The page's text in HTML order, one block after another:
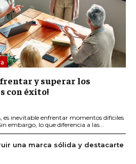
y superar los
con éxito!
es inevitable enfrentar momentos difíciles
embargo, lo que diferencia a las...
una marca sólida y destacarte